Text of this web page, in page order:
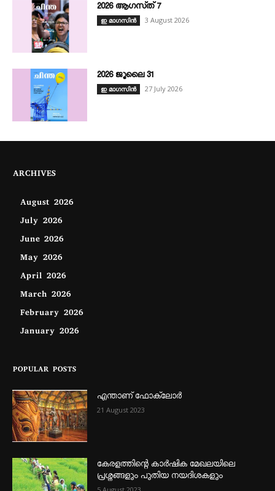
2026 ആഗസ്‌ത്‌ 7
ഇ മാഗസിൻ 3 August 2026
2026 ജൂലൈ 31
ഇ മാഗസിൻ 27 July 2026
ARCHIVES
August 2026
July 2026
June 2026
May 2026
April 2026
March 2026
February 2026
January 2026
POPULAR POSTS
എന്താണ്‌ ഫോക്‌ലോർ
21 August 2023
കേരളത്തിന്റെ കാർഷിക മേഖലയിലെ
പ്രശ്നങ്ങളും പുതിയ നയദിശകളും